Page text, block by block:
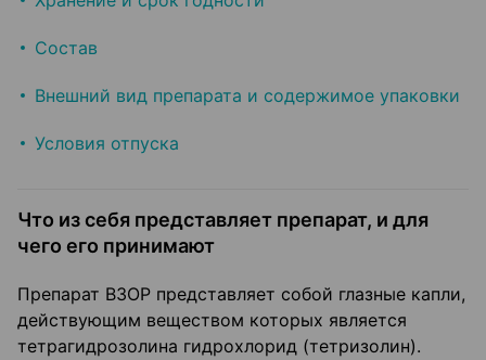
Состав
Внешний вид препарата и содержимое упаковки
Условия отпуска
Что из себя представляет препарат, и для
чего его принимают
Препарат ВЗОР представляет собой глазные капли,
действующим веществом которых является
тетрагидрозолина гидрохлорид (тетризолин).